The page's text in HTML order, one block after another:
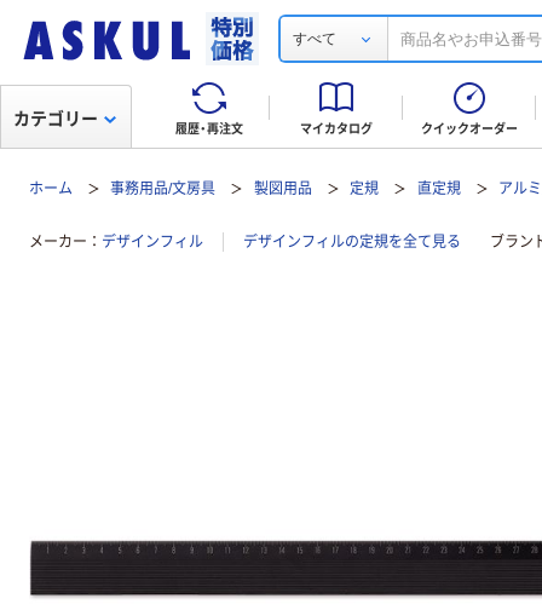
すべて
履歴・再注文 マイカタログ クイックオーダー
カテゴリー
ホーム 事務用品/文房具 製図用品 定規 直定規 アル
メーカー デザインフィル デザインフィルの定規を全て見る ブラン